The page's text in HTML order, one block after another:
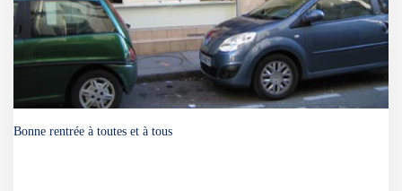
Bonne rentrée à toutes et à tous